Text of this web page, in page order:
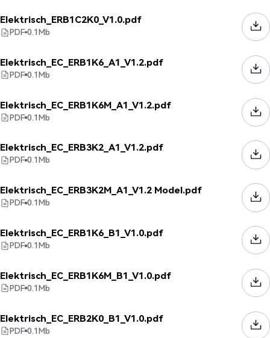
Elektrisch_ERB1C2K0_V1.0.pdf
PDF 0.1Mb
Elektrisch_EC_ERB1K6_A1_V1.2.pdf
PDF 0.1Mb
Elektrisch_EC_ERB1K6M_A1_V1.2.pdf
PDF 0.1Mb
Elektrisch_EC_ERB3K2_A1_V1.2.pdf
PDF 0.1Mb
Elektrisch_EC_ERB3K2M_A1_V1.2 Model.pdf
PDF 0.1Mb
Elektrisch_EC_ERB1K6_B1_V1.0.pdf
PDF 0.1Mb
Elektrisch_EC_ERB1K6M_B1_V1.0.pdf
PDF 0.1Mb
Elektrisch_EC_ERB2K0_B1_V1.0.pdf
PDF 0.1Mb